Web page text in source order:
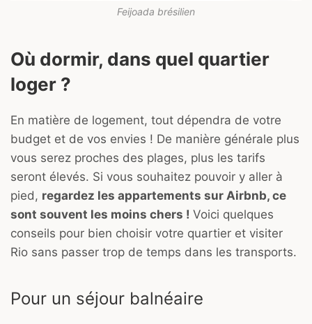
Feijoada brésilien
Où dormir, dans quel quartier
loger ?
En matière de logement, tout dépendra de votre
budget et de vos envies ! De manière générale plus
vous serez proches des plages, plus les tarifs
seront élevés. Si vous souhaitez pouvoir y aller à
pied, regardez les appartements sur Airbnb, ce
sont souvent les moins chers ! Voici quelques
conseils pour bien choisir votre quartier et visiter
Rio sans passer trop de temps dans les transports.
Pour un séjour balnéaire